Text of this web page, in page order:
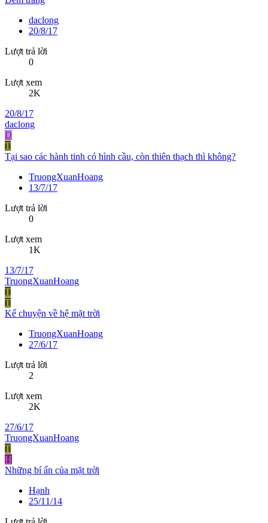
daclong
20/8/17
Lượt trả lời
0
Lượt xem
2K
20/8/17
daclong
D
T
Tại sao các hành tinh có hình cầu, còn thiên thạch thì không?
TruongXuanHoang
13/7/17
Lượt trả lời
0
Lượt xem
1K
13/7/17
TruongXuanHoang
T
T
Kể chuyện về hệ mặt trời
TruongXuanHoang
27/6/17
Lượt trả lời
2
Lượt xem
2K
27/6/17
TruongXuanHoang
T
H
Những bí ẩn của mặt trời
Hạnh
25/11/14